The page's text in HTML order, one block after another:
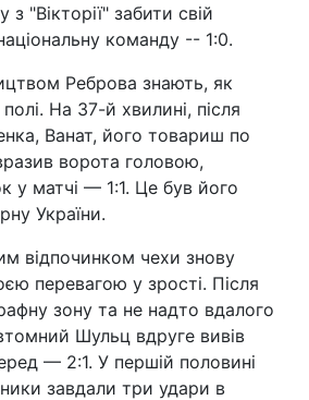
"Вікторії" забити свій
команду -- 1:0.
Реброва знають, як
На 37-й хвилині, після
Ванат, його товариш по
ворота головою,
у матчі — 1:1. Це був його
України.
відпочинком чехи знову
перевагою у зрості. Після
зону та не надто вдалого
Шульц вдруге вивів
— 2:1. У першій половині
завдали три удари в